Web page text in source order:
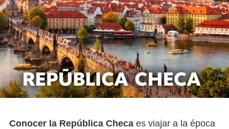
Conocer la República Checa es viajar a la época